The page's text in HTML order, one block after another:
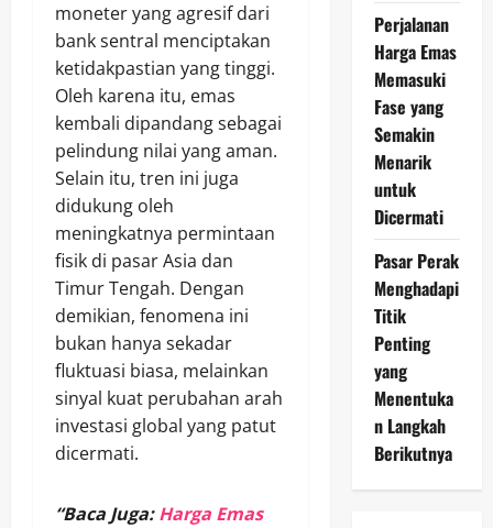
moneter yang agresif dari
bank sentral menciptakan
ketidakpastian yang tinggi.
Oleh karena itu, emas
kembali dipandang sebagai
pelindung nilai yang aman.
Selain itu, tren ini juga
didukung oleh
meningkatnya permintaan
fisik di pasar Asia dan
Timur Tengah. Dengan
demikian, fenomena ini
bukan hanya sekadar
fluktuasi biasa, melainkan
sinyal kuat perubahan arah
investasi global yang patut
dicermati.
“Baca Juga:Harga Emas
Perjalanan
Harga Emas
Memasuki
Fase yang
Semakin
Menarik
untuk
Dicermati
Pasar Perak
Menghadapi
Titik
Penting
yang
Menentuka
n Langkah
Berikutnya